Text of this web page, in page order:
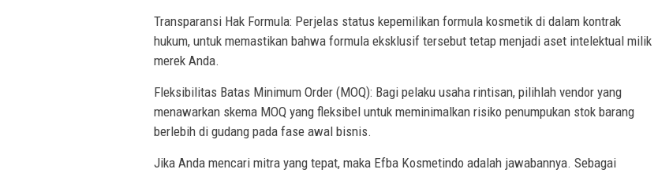
Transparansi Hak Formula: Perjelas status kepemilikan formula kosmetik di dalam kontrak
hukum, untuk memastikan bahwa formula eksklusif tersebut tetap menjadi aset intelektual milik
merek Anda.
Fleksibilitas Batas Minimum Order (MOQ): Bagi pelaku usaha rintisan, pilihlah vendor yang
menawarkan skema MOQ yang fleksibel untuk meminimalkan risiko penumpukan stok barang
berlebih di gudang pada fase awal bisnis.
Jika Anda mencari mitra yang tepat, maka Efba Kosmetindo adalah jawabannya. Sebagai